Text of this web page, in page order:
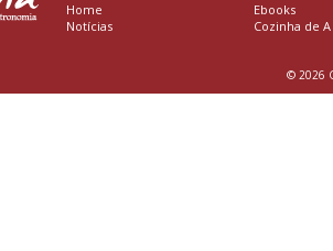
Home
Notícias
Ebooks
Cozinha de A
© 2026